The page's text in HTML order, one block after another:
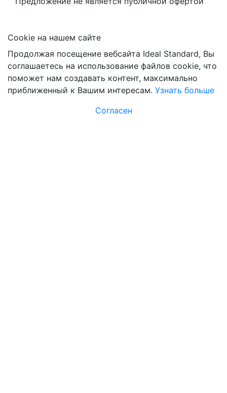
Сookie на нашем сайте
Продолжая посещение вебсайта Ideal Standard, Вы
соглашаетесь на использование файлов cookie, что
поможет нам создавать контент, максимально
приближенный к Вашим интересам. Узнать больше
Согласен